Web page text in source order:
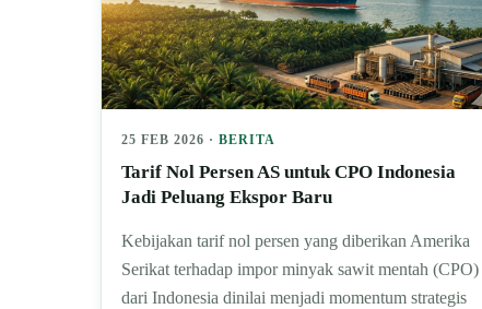
25 FEB 2026 · BERITA
Tarif Nol Persen AS untuk CPO Indonesia
Jadi Peluang Ekspor Baru
Kebijakan tarif nol persen yang diberikan Amerika
Serikat terhadap impor minyak sawit mentah (CPO)
dari Indonesia dinilai menjadi momentum strategis